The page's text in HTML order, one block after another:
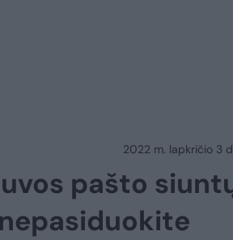
2022 m. lapkričio 3
pašto